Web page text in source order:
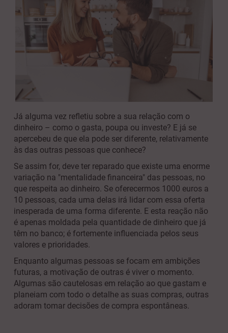
Já alguma vez refletiu sobre a sua relação com o
dinheiro – como o gasta, poupa ou investe? E já se
apercebeu de que ela pode ser diferente, relativamente
às das outras pessoas que conhece?
Se assim for, deve ter reparado que existe uma enorme
variação na "mentalidade financeira" das pessoas, no
que respeita ao dinheiro. Se oferecermos 1000 euros a
10 pessoas, cada uma delas irá lidar com essa oferta
inesperada de uma forma diferente. E esta reação não
é apenas moldada pela quantidade de dinheiro que já
têm no banco; é fortemente influenciada pelos seus
valores e prioridades.
Enquanto algumas pessoas se focam em ambições
futuras, a motivação de outras é viver o momento.
Algumas são cautelosas em relação ao que gastam e
planeiam com todo o detalhe as suas compras, outras
adoram tomar decisões de compra espontâneas.